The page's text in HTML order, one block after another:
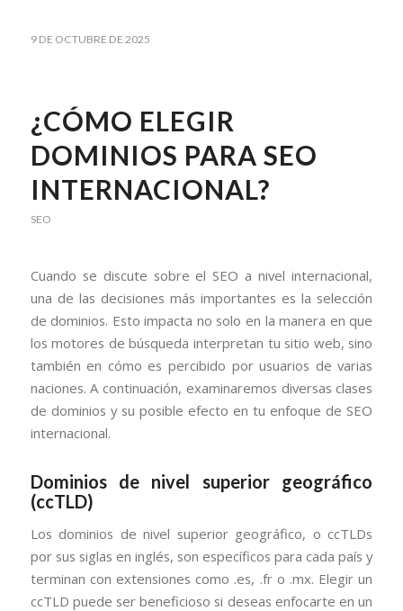
9 DE OCTUBRE DE 2025
¿CÓMO ELEGIR
DOMINIOS PARA SEO
INTERNACIONAL?
SEO
Cuando se discute sobre el SEO a nivel internacional,
una de las decisiones más importantes es la selección
de dominios. Esto impacta no solo en la manera en que
los motores de búsqueda interpretan tu sitio web, sino
también en cómo es percibido por usuarios de varias
naciones. A continuación, examinaremos diversas clases
de dominios y su posible efecto en tu enfoque de SEO
internacional.
Dominios de nivel superior geográfico
(ccTLD)
Los dominios de nivel superior geográfico, o ccTLDs
por sus siglas en inglés, son específicos para cada país y
terminan con extensiones como .es, .fr o .mx. Elegir un
ccTLD puede ser beneficioso si deseas enfocarte en un